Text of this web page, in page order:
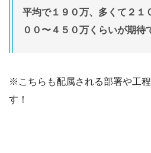
平均で１９０万、多くて２１
００〜４５０万くらいが期待
※こちらも配属される部署や工
す！